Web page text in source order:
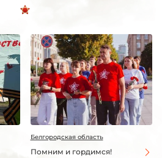
Белгородская область
Помним и гордимся!